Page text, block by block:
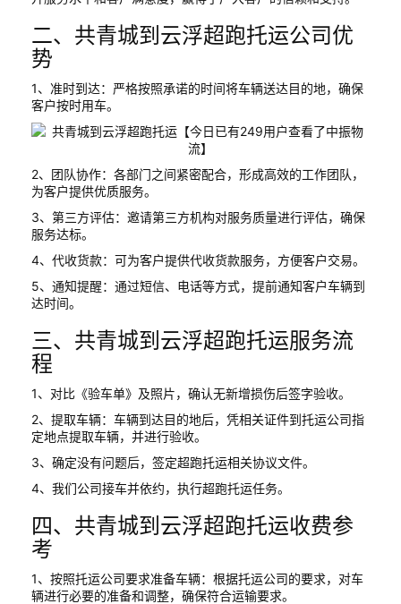
二、共青城到云浮超跑托运公司优
势
1、准时到达：严格按照承诺的时间将车辆送达目的地，确保
客户按时用车。
2、团队协作：各部门之间紧密配合，形成高效的工作团队，
为客户提供优质服务。
3、第三方评估：邀请第三方机构对服务质量进行评估，确保
服务达标。
4、代收货款：可为客户提供代收货款服务，方便客户交易。
5、通知提醒：通过短信、电话等方式，提前通知客户车辆到
达时间。
三、共青城到云浮超跑托运服务流
程
1、对比《验车单》及照片，确认无新增损伤后签字验收。
2、提取车辆：车辆到达目的地后，凭相关证件到托运公司指
定地点提取车辆，并进行验收。
3、确定没有问题后，签定超跑托运相关协议文件。
4、我们公司接车并依约，执行超跑托运任务。
四、共青城到云浮超跑托运收费参
考
1、按照托运公司要求准备车辆：根据托运公司的要求，对车
辆进行必要的准备和调整，确保符合运输要求。